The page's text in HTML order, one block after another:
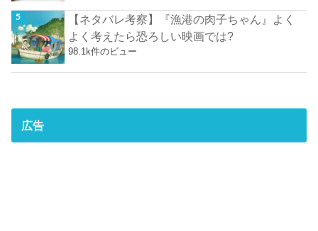
【ネタバレ考察】『漁港の肉子ちゃん』よく
よく考えたら恐ろしい映画では?
98.1k件のビュー
広告